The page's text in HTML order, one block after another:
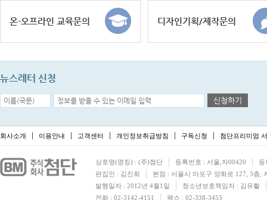
온-오프라인 교육문의 디자인기획/제작문의
뉴스레터 신청
신청하기
회사소개 이용안내 고객센터 개인정보취급방침 구독신청 첨단프리미엄
상호명(명칭) : (주)첨단 등록번호 : 서울,자00420
등
편집인 : 김진희
본점 : 서울시 마포구 양화로 127, 3층,
발행일자 : 2012년 4월1일
청소년보호책임자 : 김유활
전화 : 02-3142-4151
팩스 : 02-338-3453